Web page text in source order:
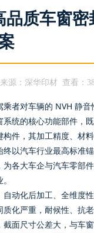
质车窗
源：深华印材 查看：
者对车辆的 NVH 静
统的核心功能部件，
件，其加工精度、材
以汽车行业最高标准
各大车企与汽车零部
动化后加工、全维度
化严重，耐候性、抗
面尺寸公差大，与车